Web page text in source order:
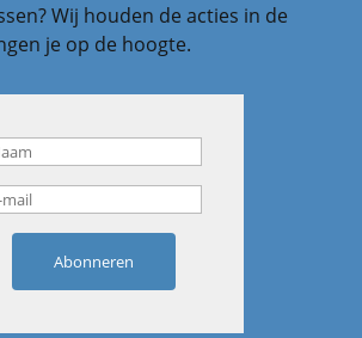
Wij houden de acties in de
je op de hoogte.
Abonneren